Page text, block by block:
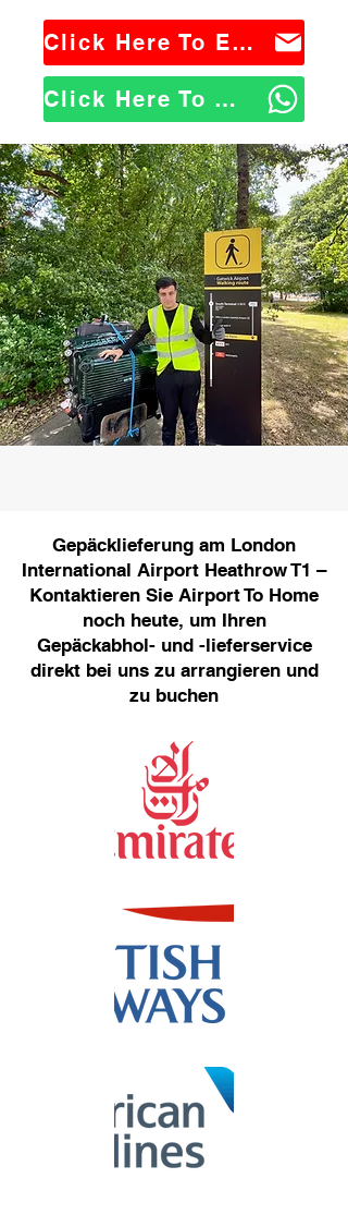
Click Here To Email Us
Click Here To WhatsApp Us
Gepäcklieferung am London
International Airport Heathrow T1 –
Kontaktieren Sie Airport To Home
noch heute, um Ihren
Gepäckabhol- und -lieferservice
direkt bei uns zu arrangieren und
zu buchen